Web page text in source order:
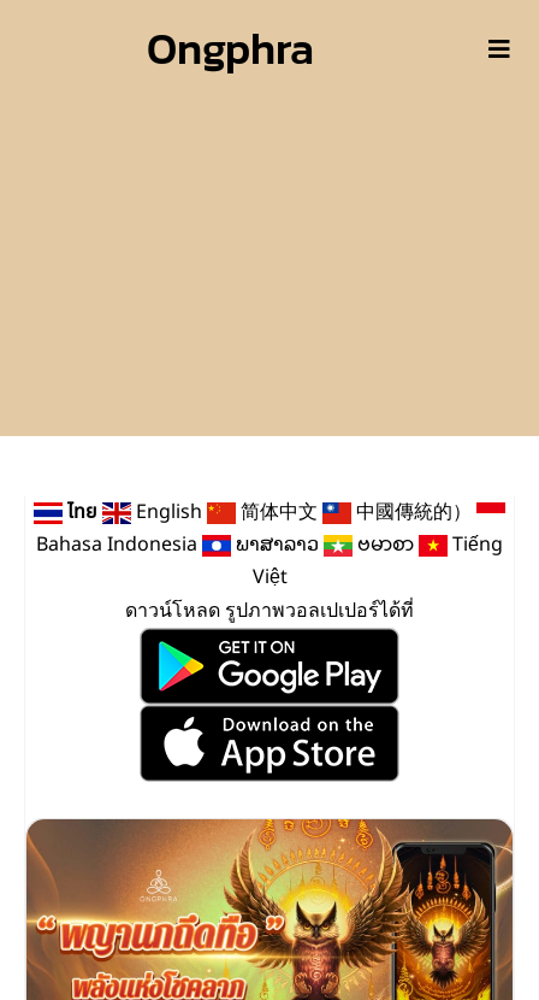
Ongphra
ไทย English 简体中文
中國傳統的）
Bahasa Indonesia
ພາສາລາວ ဗမာစာ
Tiếng
Việt
ดาวน์โหลด รูปภาพวอลเปเปอร์ได้ที่